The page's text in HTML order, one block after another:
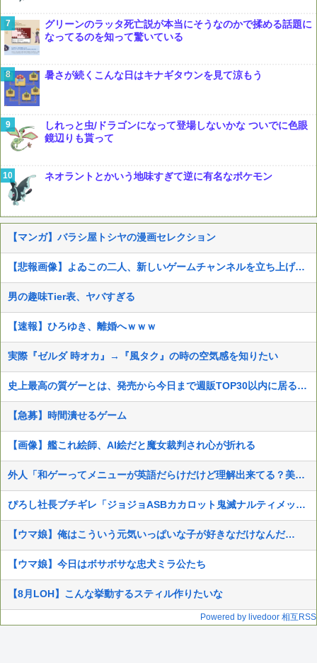
グリーンのラッタ死亡説が本当にそうなのかで揉める話題に
なってるのを知って驚いている
暑さが続くこんな日はキナギタウンを見て涼もう
しれっと虫/ドラゴンになって登場しないかな ついでに色眼
鏡辺りも貰って
ネオラントとかいう地味すぎて逆に有名なポケモン
【マンガ】バラシ屋トシヤの漫画セレクション
【悲報画像】よゐこの二人、新しいゲームチャンネルを立ち上げるwwww
男の趣味Tier表、ヤバすぎる
【速報】ひろゆき、離婚へｗｗｗ
実際『ゼルダ 時オカ』→『風タク』の時の空気感を知りたい
史上最高の質ゲーとは、発売から今日まで週販TOP30以内に居るあつ森、スマブラSP、マイクラ、マリカ8DX
【急募】時間潰せるゲーム
【画像】艦これ絵師、AI絵だと魔女裁判され心が折れる
外人「和ゲーってメニューが英語だらけだけど理解出来てる？美的センスでわざとそうしてる？」
ぴろし社長ブチギレ「ジョジョASBカカロット鬼滅ナルティメット作ったのにジャンブ公式にブロックされたんだが⁉」
【ウマ娘】俺はこういう元気いっぱいな子が好きなだけなんだ…
【ウマ娘】今日はボサボサな忠犬ミラ公たち
【8月LOH】こんな挙動するスティル作りたいな
Powered by livedoor 相互RSS